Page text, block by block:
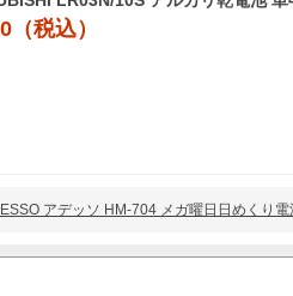
（税込）
アデッソ HM-704 メガ曜日日めくり電